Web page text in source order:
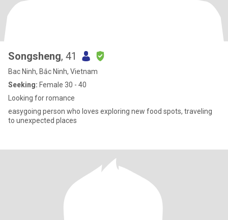
Songsheng, 41
Bac Ninh, Bắc Ninh, Vietnam
Seeking: Female 30 - 40
Looking for romance
easygoing person who loves exploring new food spots, traveling
to unexpected places